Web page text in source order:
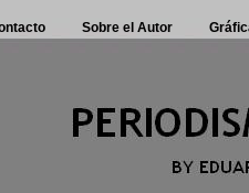
Sobre el Autor